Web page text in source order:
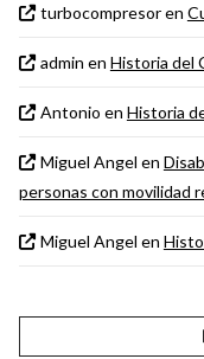
turbocompresoren
admin en Historia del
Antonio en Historia
Miguel Angel en
personas con movilidad
Miguel Angel en